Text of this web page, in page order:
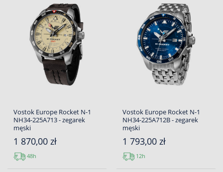
Vostok Europe Rocket N-1
NH34-225A713 - zegarek
męski
1 870,00 zł
48h
Vostok Europe Rocket N-1
NH34-225A712B - zegarek
męski
1 793,00 zł
12h